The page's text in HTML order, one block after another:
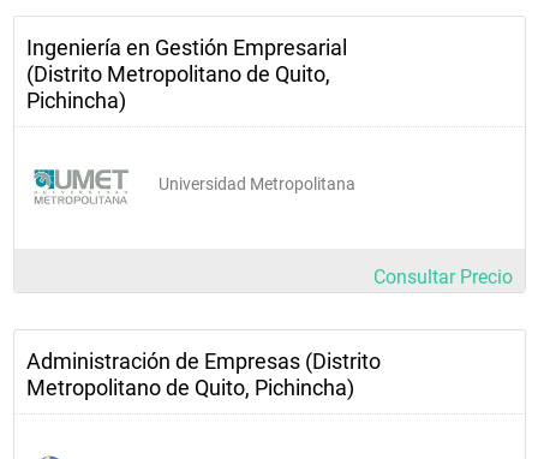
Ingeniería en Gestión Empresarial
(Distrito Metropolitano de Quito,
Pichincha)
Universidad Metropolitana
Consultar Precio
Administración de Empresas (Distrito
Metropolitano de Quito, Pichincha)